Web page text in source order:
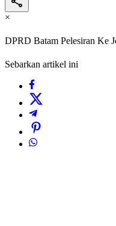
×
DPRD Batam Pelesiran Ke
Sebarkan artikel ini